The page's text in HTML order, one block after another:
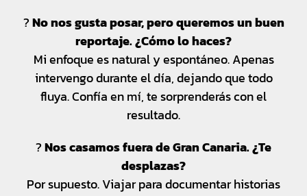
?No nos gusta posar, pero queremos un buen
reportaje. ¿Cómo lo haces?
Mi enfoque es natural y espontáneo. Apenas
intervengo durante el día, dejando que todo
fluya. Confía en mí, te sorprenderás con el
resultado.
?Nos casamos fuera de Gran Canaria. ¿Te
desplazas?
Por supuesto. Viajar para documentar historias